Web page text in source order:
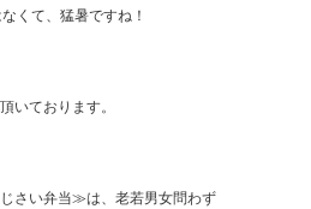
くて、猛暑ですね！
いております。
さい弁当≫は、老若男女問わず